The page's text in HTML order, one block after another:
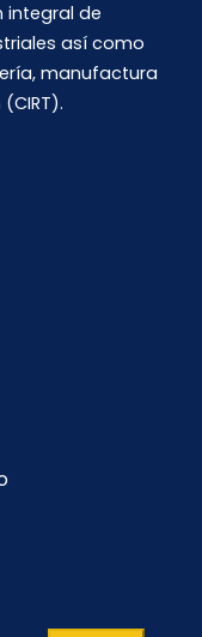
integral de
así como
manufactura
Corta”